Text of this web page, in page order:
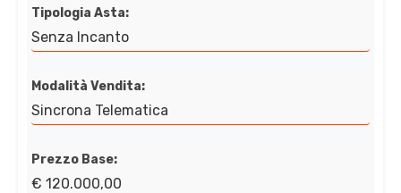
Tipologia Asta:
Senza Incanto
Modalità Vendita:
Sincrona Telematica
Prezzo Base:
€ 120.000,00